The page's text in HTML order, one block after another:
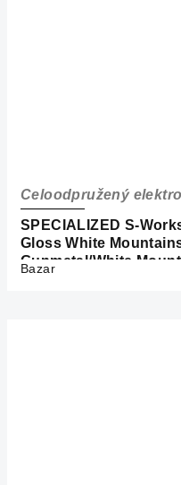
SPECIALIZED S-
Gloss White
Gunmetal/White
Celoodpružený
Bazar